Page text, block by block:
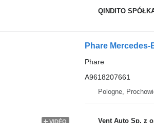
QINDITO
VIDÉO
Phare
Phare
A9618207661
Pologne,
Vent Auto Sp. z